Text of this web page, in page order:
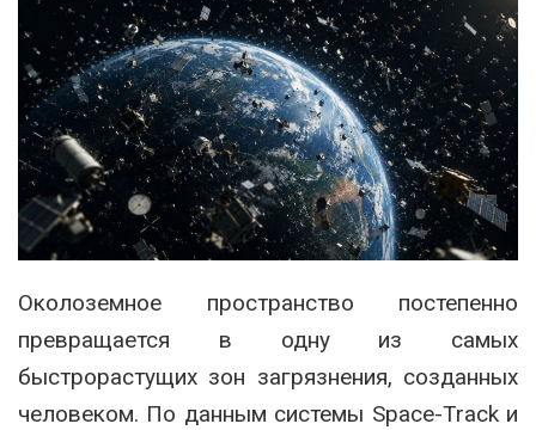
Околоземное пространство постепенно
превращается в одну из самых
быстрорастущих зон загрязнения, созданных
человеком. По данным системы Space-Track и